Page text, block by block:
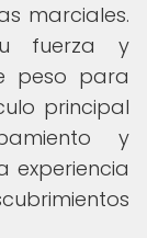
marciales.
fuerza y
peso para
principal
y
experiencia